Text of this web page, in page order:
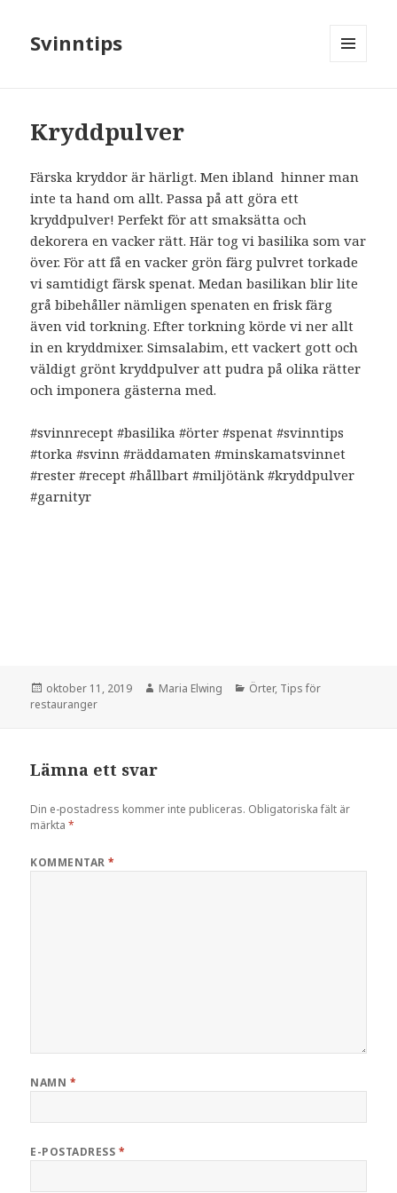
Svinntips
Kryddpulver
Färska kryddor är härligt. Men ibland hinner man
inte ta hand om allt. Passa på att göra ett
kryddpulver! Perfekt för att smaksätta och
dekorera en vacker rätt. Här tog vi basilika som var
över. För att få en vacker grön färg pulvret torkade
vi samtidigt färsk spenat. Medan basilikan blir lite
grå bibehåller nämligen spenaten en frisk färg
även vid torkning. Efter torkning körde vi ner allt
in en kryddmixer. Simsalabim, ett vackert gott och
väldigt grönt kryddpulver att pudra på olika rätter
och imponera gästerna med.
#svinnrecept #basilika #örter #spenat #svinntips
#torka #svinn #räddamaten #minskamatsvinnet
#rester #recept #hållbart #miljötänk #kryddpulver
#garnityr
Postat
oktober 11, 2019 Författare
Maria Elwing Kategorier
Örter, Tips för
restauranger
Lämna ett svar
Din e-postadress kommer inte publiceras. Obligatoriska fält är
märkta*
KOMMENTAR*
NAMN *
E-POSTADRESS *